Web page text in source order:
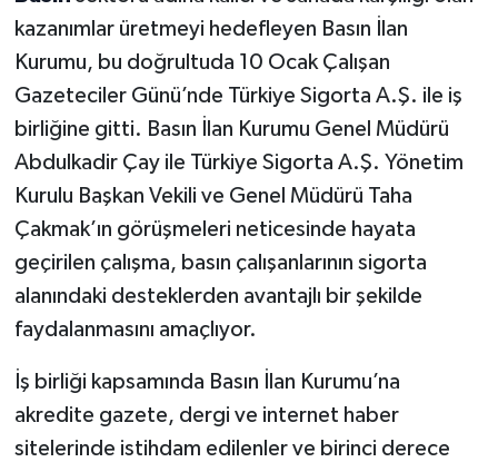
kazanımlar üretmeyi hedefleyen Basın İlan
Kurumu, bu doğrultuda 10 Ocak Çalışan
Gazeteciler Günü’nde Türkiye Sigorta A.Ş. ile iş
birliğine gitti. Basın İlan Kurumu Genel Müdürü
Abdulkadir Çay ile Türkiye Sigorta A.Ş. Yönetim
Kurulu Başkan Vekili ve Genel Müdürü Taha
Çakmak’ın görüşmeleri neticesinde hayata
geçirilen çalışma, basın çalışanlarının sigorta
alanındaki desteklerden avantajlı bir şekilde
faydalanmasını amaçlıyor.
İş birliği kapsamında Basın İlan Kurumu’na
akredite gazete, dergi ve internet haber
sitelerinde istihdam edilenler ve birinci derece